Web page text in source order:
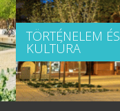
TÖRTÉNELEM ÉS
KULTÚRA